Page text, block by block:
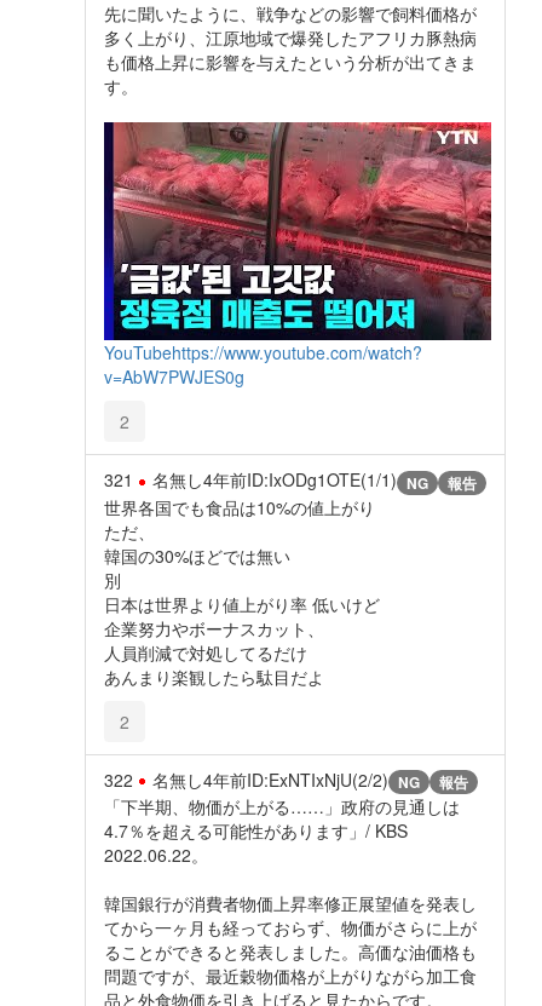
先に聞いたように、戦争などの影響で飼料価格が
多く上がり、江原地域で爆発したアフリカ豚熱病
も価格上昇に影響を与えたという分析が出てきま
す。
YouTubehttps://www.youtube.com/watch?
v=AbW7PWJES0g
2
321 名無し4年前ID:IxODg1OTE(1/1) NG 報告
世界各国でも食品は10%の値上がり
ただ、
韓国の30%ほどでは無い
別
日本は世界より値上がり率 低いけど
企業努力やボーナスカット、
人員削減で対処してるだけ
あんまり楽観したら駄目だよ
2
322 名無し4年前ID:ExNTIxNjU(2/2) NG 報告
「下半期、物価が上がる……」政府の見通しは
4.7％を超える可能性があります」/ KBS
2022.06.22。
韓国銀行が消費者物価上昇率修正展望値を発表し
てから一ヶ月も経っておらず、物価がさらに上が
ることができると発表しました。高価な油価格も
問題ですが、最近穀物価格が上がりながら加工食
品と外食物価を引き上げると見たからです。